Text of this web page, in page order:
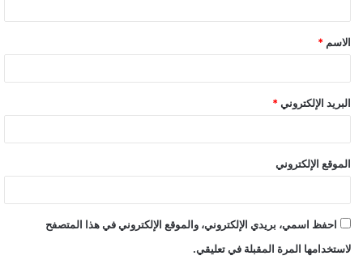
ق
*
الاسم *
البريد الإلكتروني *
الموقع الإلكتروني
احفظ اسمي، بريدي الإلكتروني، والموقع الإلكتروني في هذا المتصفح
لاستخدامها المرة المقبلة في تعليقي.